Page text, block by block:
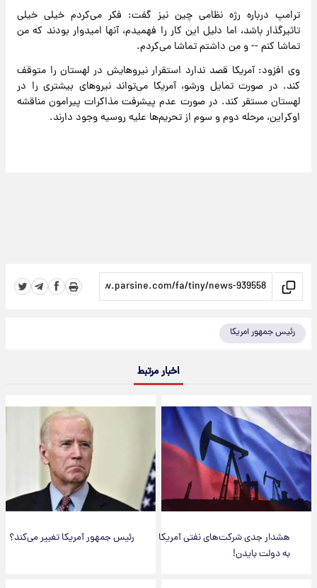
ترامپ درباره رژه نظامی چین نیز گفت: فکر می‌کردم خیلی خیلی
تاثیرگذار باشد، اما دلیل این کار را فهمیدم، آنها امیدوار بودند که من
تماشا کنم -- و من داشتم تماشا می‌کردم.
وی افزود: آمریکا قصد ندارد استقرار نیروهایش در لهستان را متوقف
کند. در صورت تمایل ورشو، آمریکا می‌تواند نیروهای بیشتری را در
لهستان مستقر کند. در صورت عدم پیشرفت مذاکرات پیرامون مناقشه
اوکراین، مرحله دوم و سوم از تحریم‌ها علیه روسیه وجود دارند.
رئیس جمهور امریکا
اخبار مرتبط
هشدار جدی شرکت‌های نفتی آمریکا
به دولت بایدن!
رئیس جمهور آمریکا تغییر می‌کند؟